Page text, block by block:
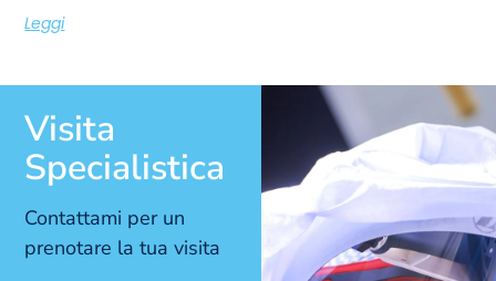
Leggi
Visita
Specialistica
Contattami per un
prenotare la tua visita